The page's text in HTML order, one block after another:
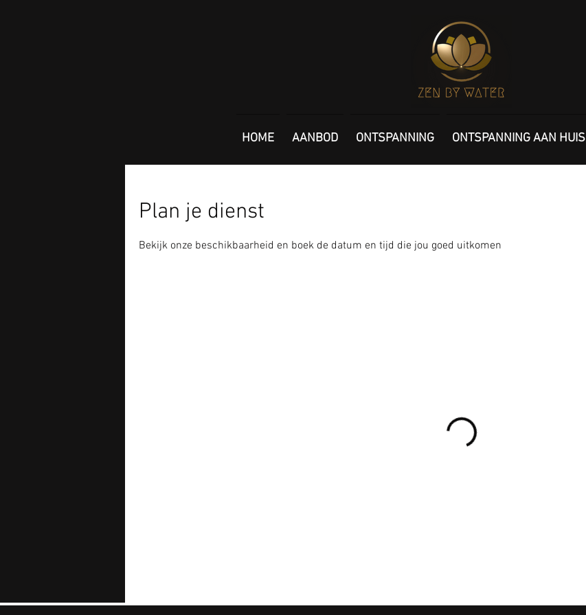
HOME AANBOD ONTSPANNING ONTSPANNING AAN HUIS
Plan je dienst
Bekijk onze beschikbaarheid en boek de datum en tijd die jou goed uitkomen